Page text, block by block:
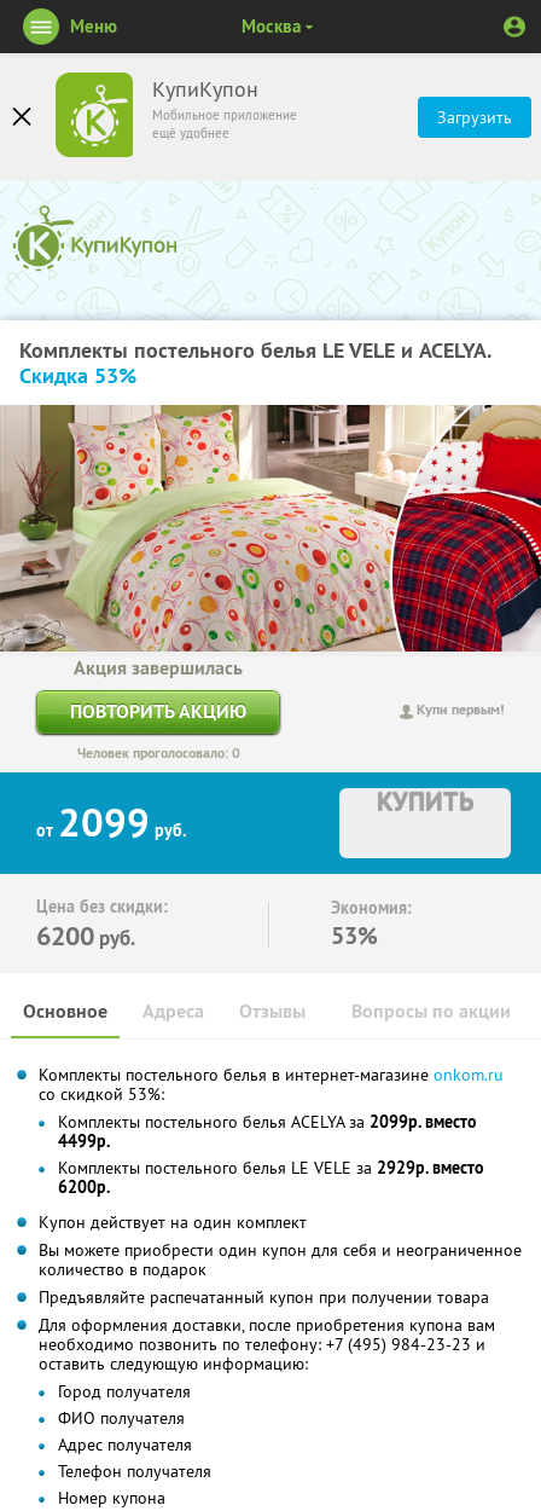
КупиКупон
Мобильное приложение
ещё удобнее
Загрузить
Меню Москва
Комплекты постельного белья LE VELE и ACELYA.
Скидка 53%
Купи первым!
Акция завершилась
ПОВТОРИТЬ АКЦИЮ
Человек проголосовало: 0
от 2099 руб.
КУПИТЬ
Цена без скидки:
6200 руб.
Экономия:
53%
Основное Отзывы Вопросы по акции
Адреса
Комплекты постельного белья в интернет-магазине onkom.ru
со скидкой 53%:
Комплекты постельного белья ACELYA за 2099р. вместо
4499р.
Комплекты постельного белья LE VELE за 2929р. вместо
6200р.
Купон действует на один комплект
Вы можете приобрести один купон для себя и неограниченное
количество в подарок
Предъявляйте распечатанный купон при получении товара
Для оформления доставки, после приобретения купона вам
необходимо позвонить по телефону: +7 (495) 984-23-23 и
оставить следующую информацию:
Город получателя
ФИО получателя
Адрес получателя
Телефон получателя
Номер купона